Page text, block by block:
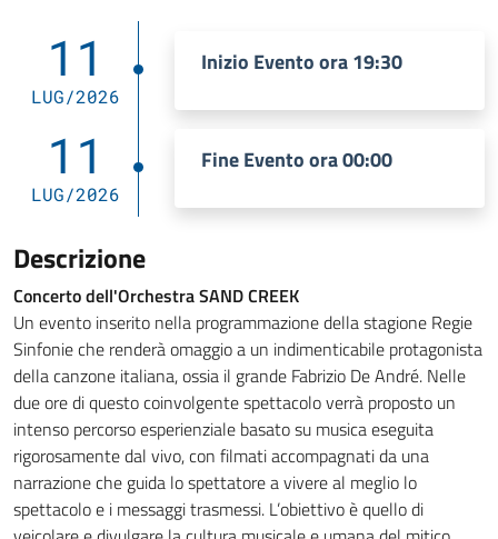
11
LUG/2026
Inizio Evento ora 19:30
11
LUG/2026
Fine Evento ora 00:00
Descrizione
Concerto dell'Orchestra SAND CREEK
Un evento inserito nella programmazione della stagione Regie
Sinfonie che renderà omaggio a un indimenticabile protagonista
della canzone italiana, ossia il grande Fabrizio De André. Nelle
due ore di questo coinvolgente spettacolo verrà proposto un
intenso percorso esperienziale basato su musica eseguita
rigorosamente dal vivo, con filmati accompagnati da una
narrazione che guida lo spettatore a vivere al meglio lo
spettacolo e i messaggi trasmessi. L’obiettivo è quello di